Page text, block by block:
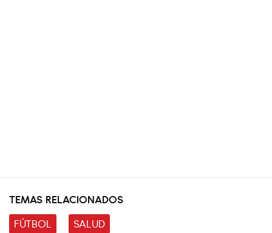
TEMAS RELACIONADOS
FÚTBOL
SALUD